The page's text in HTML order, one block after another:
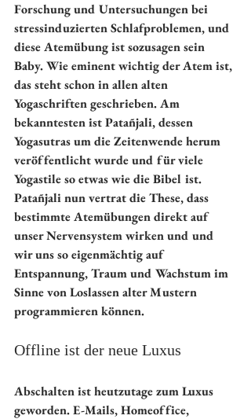
Forschung und Untersuchungen bei
stressinduzierten Schlafproblemen, und
diese Atemübung ist sozusagen sein
Baby. Wie eminent wichtig der Atem ist,
das steht schon in allen alten
Yogaschriften geschrieben. Am
bekanntesten ist Patañjali, dessen
Yogasutras um die Zeitenwende herum
veröffentlicht wurde und für viele
Yogastile so etwas wie die Bibel ist.
Patañjali nun vertrat die These, dass
bestimmte Atemübungen direkt auf
unser Nervensystem wirken und und
wir uns so eigenmächtig auf
Entspannung, Traum und Wachstum im
Sinne von Loslassen alter Mustern
programmieren können.
Offline ist der neue Luxus
Abschalten ist heutzutage zum Luxus
geworden. E-Mails, Homeoffice,